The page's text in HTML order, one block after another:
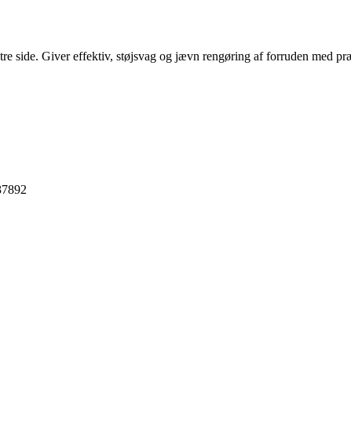
side. Giver effektiv, støjsvag og jævn rengøring af forruden med